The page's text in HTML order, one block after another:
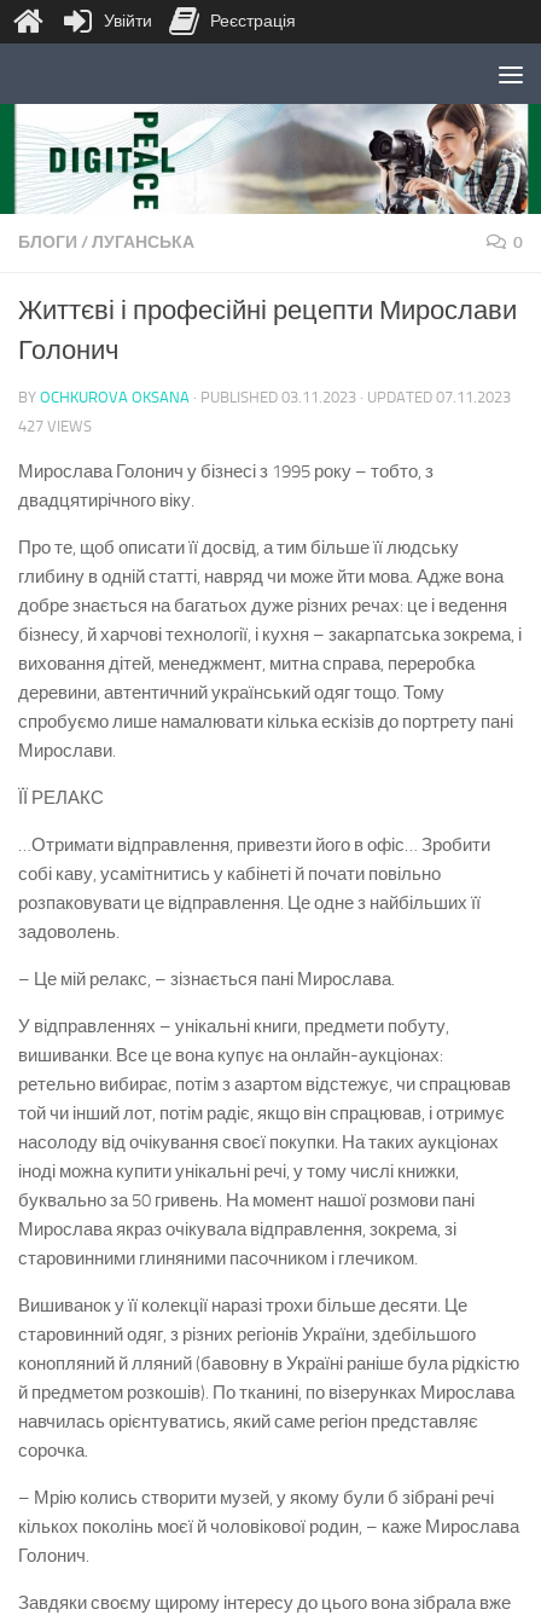
Skip to content
БЛОГИ /ЛУГАНСЬКА 0
Життєві і професійні рецепти Мирослави
Голонич
BY OCHKUROVA OKSANA · PUBLISHED 03.11.2023 · UPDATED 07.11.2023
427 VIEWS
Мирослава Голонич у бізнесі з 1995 року – тобто, з
двадцятирічного віку.
Про те, щоб описати її досвід, а тим більше її людську
глибину в одній статті, навряд чи може йти мова. Адже вона
добре знається на багатьох дуже різних речах: це і ведення
бізнесу, й харчові технології, і кухня – закарпатська зокрема, і
виховання дітей, менеджмент, митна справа, переробка
деревини, автентичнийукраїнський одяг тощо. Тому
спробуємо лише намалювати кілька ескізів до портрету пані
Мирослави.
ЇЇ РЕЛАКС
…Отримати відправлення, привезти його в офіс… Зробити
собі каву, усамітнитись у кабінеті й почати повільно
розпаковувати це відправлення. Це одне з найбільших її
задоволень.
– Це мій релакс, – зізнається пані Мирослава.
У відправленнях – унікальні книги, предмети побуту,
вишиванки. Все це вона купує на онлайн-аукціонах:
ретельно вибирає, потім з азартом відстежує, чи спрацював
той чи інший лот, потім радіє, якщо він спрацював, і отримує
насолоду від очікування своєї покупки. На таких аукціонах
іноді можна купити унікальні речі, у тому числі книжки,
буквально за 50 гривень. На момент нашої розмови пані
Мирослава якраз очікувала відправлення, зокрема, зі
старовинними глиняними пасочником і глечиком.
Вишиванок у її колекції наразі трохи більше десяти. Це
старовинний одяг, з різних регіонів України, здебільшого
конопляний й лляний (бавовну в Україні раніше була рідкістю
й предметом розкошів). По тканині, по візерунках Мирослава
навчилась орієнтуватись, який саме регіон представляє
сорочка.
– Мрію колись створити музей, у якому були б зібрані речі
кількох поколінь моєї й чоловікової родин, – каже Мирослава
Голонич.
Завдяки своєму щирому інтересу до цього вона зібрала вже
Увійти Реєстрація